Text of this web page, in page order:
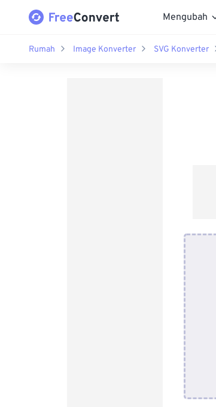
Mengubah
Rumah Image Konverter SVG Konverter